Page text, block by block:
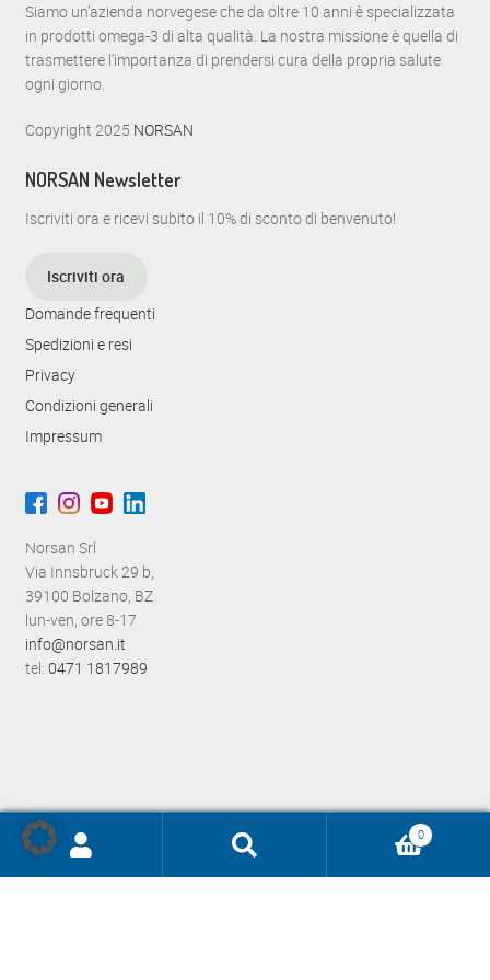
Siamo un’azienda norvegese che da oltre 10 anni è specializzata
in prodotti omega-3 di alta qualità. La nostra missione è quella di
trasmettere l’importanza di prendersi cura della propria salute
ogni giorno.
Copyright 2025 NORSAN
NORSAN Newsletter
Iscriviti ora e ricevi subito il 10% di sconto di benvenuto!
Iscriviti ora
Domande frequenti
Spedizioni e resi
Privacy
Condizioni generali
Impressum
Norsan Srl
Via Innsbruck 29 b,
39100 Bolzano, BZ
lun-ven, ore 8-17
info@norsan.it
tel: 0471 1817989
Ricerca
0